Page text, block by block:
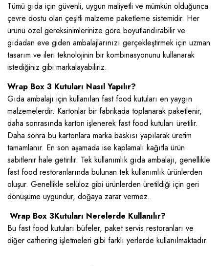
Tümü gıda için güvenli, uygun maliyetli ve mümkün olduğunca
çevre dostu olan çeşitli malzeme paketleme sistemidir. Her
ürünü özel gereksinimlerinize göre boyutlandırabilir ve
gıdadan eve giden ambalajlarınızı gerçekleştirmek için uzman
tasarım ve ileri teknolojinin bir kombinasyonunu kullanarak
istediğiniz gibi markalayabiliriz.
Wrap Box 3 Kutuları Nasıl Yapılır?
Gıda ambalajı için kullanılan fast food kutuları en yaygın
malzemelerdir. Kartonlar bir fabrikada toplanarak paketlenir,
daha sonrasında karton işlenerek fast food kutuları üretilir.
Daha sonra bu kartonlara marka baskısı yapılarak üretim
tamamlanır. En son aşamada ise kaplamalı kağıtla ürün
sabitlenir hale getirilir. Tek kullanımlık gıda ambalajı, genellikle
fast food restoranlarında bulunan tek kullanımlık ürünlerden
oluşur. Genellikle selüloz gibi ürünlerden üretildiği için geri
dönüşüme uygundur, doğaya zarar vermez.
Wrap Box 3Kutuları Nerelerde Kullanılır?
Bu fast food kutuları büfeler, paket servis restoranları ve
diğer cathering işletmeleri gibi farklı yerlerde kullanılmaktadır.